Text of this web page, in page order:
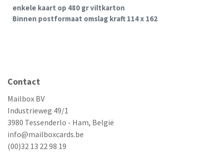
enkele kaart op 480 gr viltkarton
Binnen postformaat omslag kraft 114 x 162
Contact
Mailbox BV
Industrieweg 49/1
3980 Tessenderlo - Ham, België
info@mailboxcards.be
(00)32 13 22 98 19